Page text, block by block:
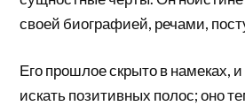
своей биографией, речами,
Его прошлое скрыто в намеках,
искать позитивных полос; оно